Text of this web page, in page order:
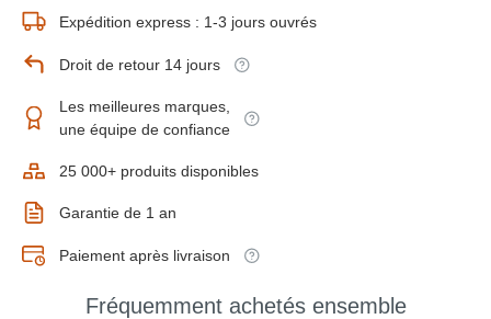
Expédition express : 1-3 jours ouvrés
Droit de retour 14 jours
Les meilleures marques,
une équipe de confiance
25 000+ produits disponibles
Garantie de 1 an
Paiement après livraison
Fréquemment achetés ensemble